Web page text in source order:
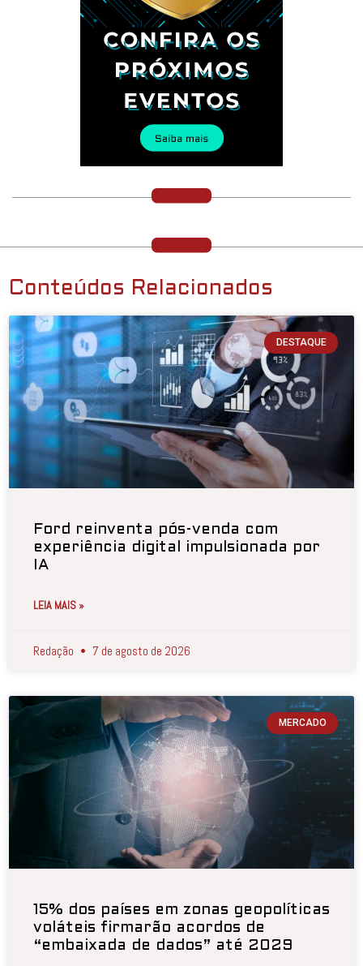
Conteúdos Relacionados
DESTAQUE
Ford reinventa pós-venda com
experiência digital impulsionada por
IA
LEIA MAIS »
Redação 7 de agosto de 2026
MERCADO
15% dos países em zonas geopolíticas
voláteis firmarão acordos de
“embaixada de dados” até 2029